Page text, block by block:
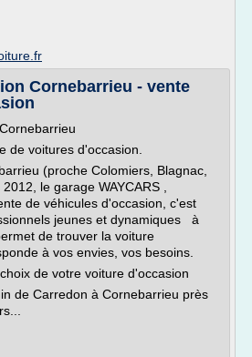
Cornebarrieu - vente
de voitures d'occasion.
(proche Colomiers, Blagnac,
le garage WAYCARS ,
de véhicules d'occasion, c'est
jeunes et dynamiques à
de trouver la voiture
à vos envies, vos besoins.
de votre voiture d'occasion
de Carredon à Cornebarrieu près